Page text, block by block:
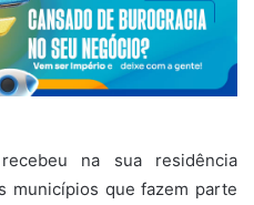
na sua residência
municípios que fazem parte